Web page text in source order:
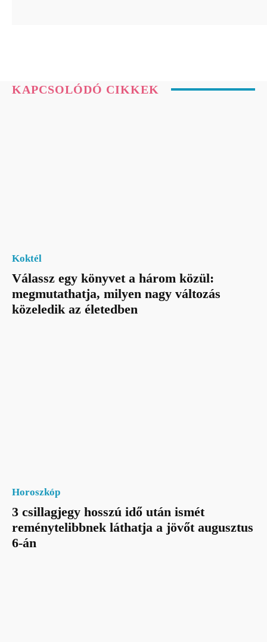
KAPCSOLÓDÓ CIKKEK
Koktél
Válassz egy könyvet a három közül:
megmutathatja, milyen nagy változás
közeledik az életedben
Horoszkóp
3 csillagjegy hosszú idő után ismét
reménytelibbnek láthatja a jövőt augusztus
6-án